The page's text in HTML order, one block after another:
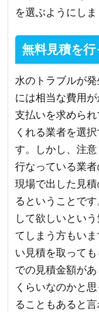
を選ぶようにしま
無料見積を行
水のトラブルが
には相当な費用
支払いを求めら
くれる業者を選
す。しかし、注
行なっている業
現場で出した見
るということで
して欲しいとい
てしまう方もい
い見積を取って
での見積金額が
くらいなのかと
ることもあると言